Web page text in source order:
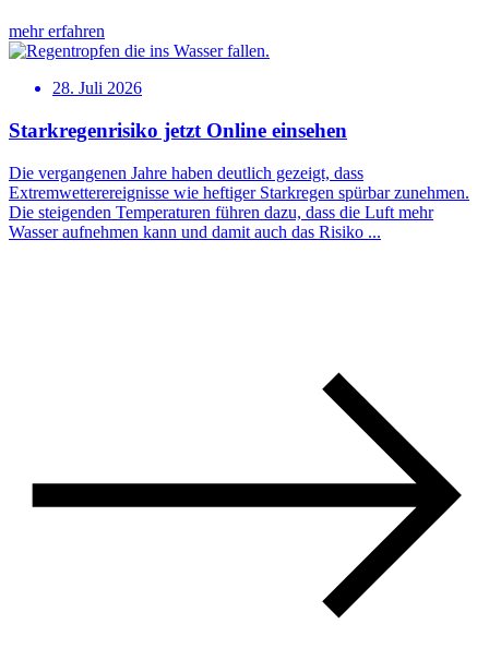
mehr erfahren
28. Juli 2026
Starkregenrisiko jetzt Online einsehen
Die vergangenen Jahre haben deutlich gezeigt, dass
Extremwetterereignisse wie heftiger Starkregen spürbar zunehmen.
Die steigenden Temperaturen führen dazu, dass die Luft mehr
Wasser aufnehmen kann und damit auch das Risiko ...